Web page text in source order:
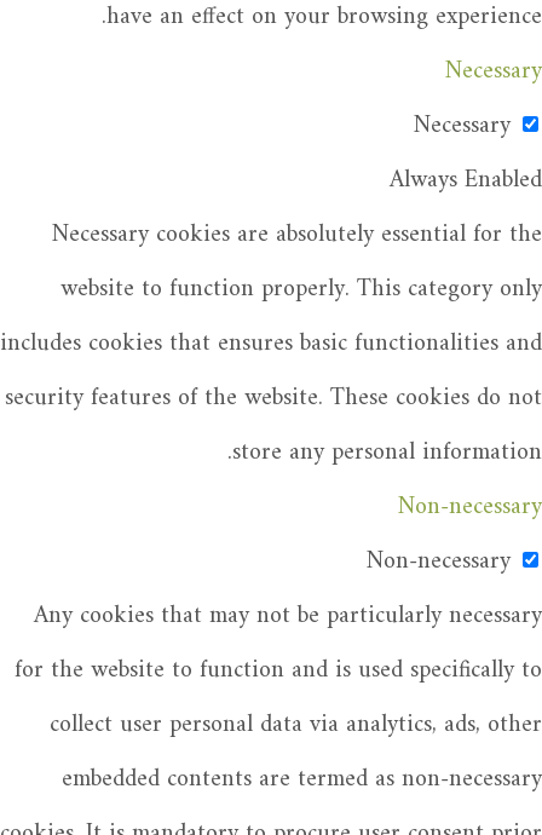
have an effect on your browsing experience.
Necessary
Necessary
Always Enabled
Necessary cookies are absolutely essential for the
website to function properly. This category only
includes cookies that ensures basic functionalities and
security features of the website. These cookies do not
store any personal information.
Non-necessary
Non-necessary
Any cookies that may not be particularly necessary
for the website to function and is used specifically to
collect user personal data via analytics, ads, other
embedded contents are termed as non-necessary